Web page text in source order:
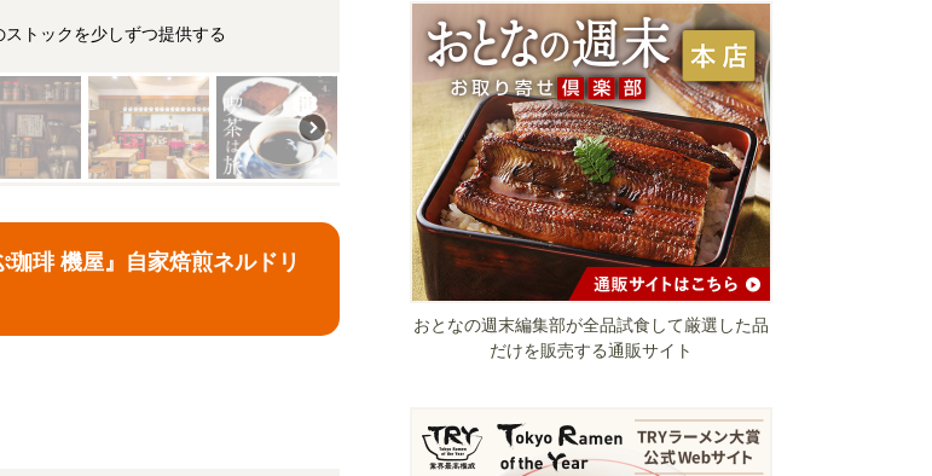
トックを少しずつ提供する
琲 機屋』自家焙煎ネルドリ
おとなの週末編集部が全品試食して厳選した品
だけを販売する通販サイト